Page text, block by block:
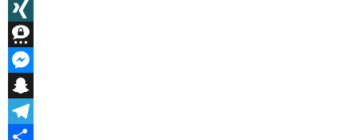
Message
XING
Threema
Messenger
Snapchat
Telegram